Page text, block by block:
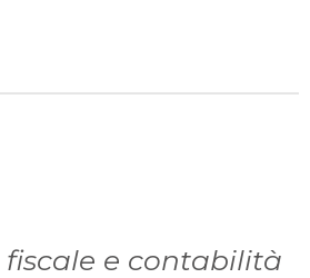
fiscale e contabilità